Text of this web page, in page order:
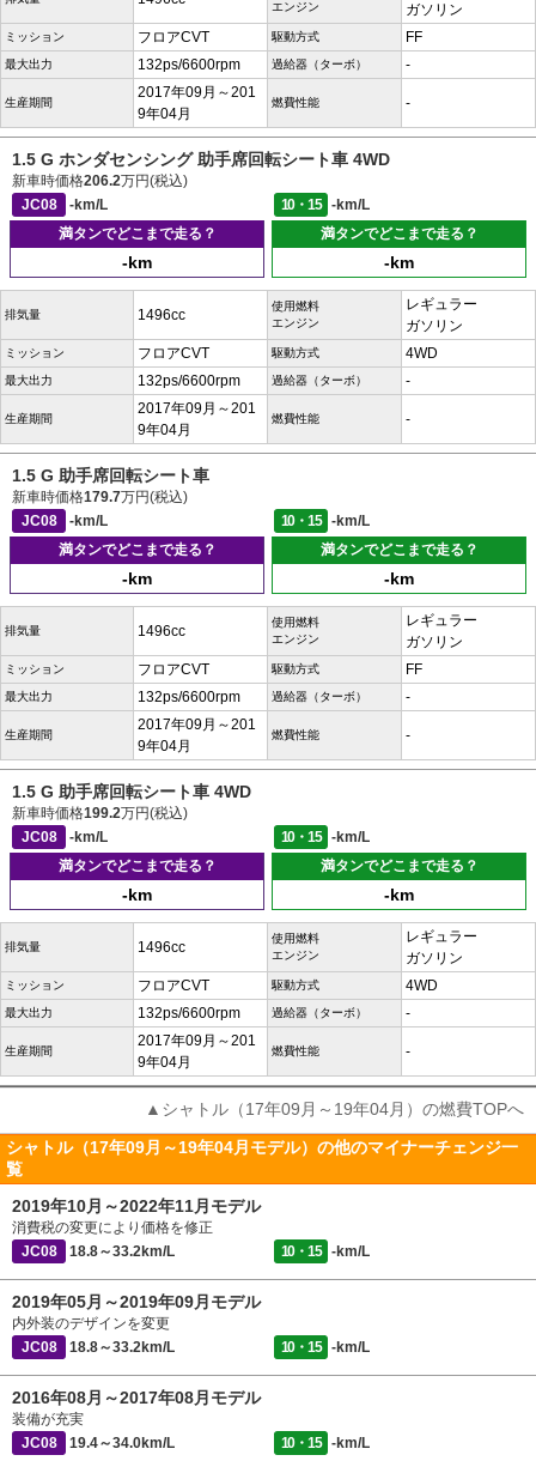
エンジン
ガソリン
ミッション フロアCVT 駆動方式 FF
最大出力 132ps/6600rpm 過給器（ターボ） -
生産期間
2017年09月～201
9年04月
燃費性能 -
1.5 G ホンダセンシング 助手席回転シート車 4WD
新車時価格206.2万円(税込)
JC08
-km/L 10・15
-km/L
満タンでどこまで走る？
-km
満タンでどこまで走る？
-km
排気量 1496cc
使用燃料
エンジン
レギュラー
ガソリン
ミッション フロアCVT 駆動方式 4WD
最大出力 132ps/6600rpm 過給器（ターボ） -
生産期間
2017年09月～201
9年04月
燃費性能 -
1.5 G 助手席回転シート車
新車時価格179.7万円(税込)
JC08
-km/L 10・15
-km/L
満タンでどこまで走る？
-km
満タンでどこまで走る？
-km
排気量 1496cc
使用燃料
エンジン
レギュラー
ガソリン
ミッション フロアCVT 駆動方式 FF
最大出力 132ps/6600rpm 過給器（ターボ） -
生産期間
2017年09月～201
9年04月
燃費性能 -
1.5 G 助手席回転シート車 4WD
新車時価格199.2万円(税込)
JC08
-km/L 10・15
-km/L
満タンでどこまで走る？
-km
満タンでどこまで走る？
-km
排気量 1496cc
使用燃料
エンジン
レギュラー
ガソリン
ミッション フロアCVT 駆動方式 4WD
最大出力 132ps/6600rpm 過給器（ターボ） -
生産期間
2017年09月～201
9年04月
燃費性能 -
▲シャトル（17年09月～19年04月）の燃費TOPへ
シャトル（17年09月～19年04月モデル）の他のマイナーチェンジ一
覧
2019年10月～2022年11月モデル
消費税の変更により価格を修正
JC08
18.8～33.2km/L 10・15 -km/L
2019年05月～2019年09月モデル
内外装のデザインを変更
JC08
18.8～33.2km/L 10・15 -km/L
2016年08月～2017年08月モデル
装備が充実
JC08
19.4～34.0km/L 10・15 -km/L